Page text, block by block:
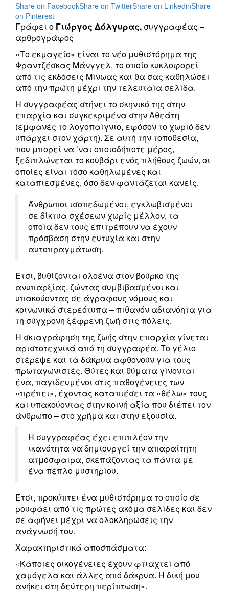
Share on FacebookShare on TwitterShare on LinkedinShare
on Pinterest
Γράφει ο Γιώργος Δόλγυρας, συγγραφέας –
αρθρογράφος
«Το εκμαγείο» είναι το νέο μυθιστόρημα της
Φραντζέσκας Μάνγγελ, το οποίο κυκλοφορεί
από τις εκδόσεις Μίνωας και θα σας καθηλώσει
από την πρώτη μέχρι την τελευταία σελίδα.
Η συγγραφέας στήνει το σκηνικό της στην
επαρχία και συγκεκριμένα στην Αθεάτη
(εμφανές το λογοπαίγνιο, εφόσον το χωριό δεν
υπάρχει στον χάρτη). Σε αυτή την τοποθεσία,
που μπορεί να ’ναι οποιοδήποτε μέρος,
ξεδιπλώνεται το κουβάρι ενός πλήθους ζωών, οι
οποίες είναι τόσο καθηλωμένες και
καταπιεσμένες, όσο δεν φαντάζεται κανείς.
Άνθρωποι ισοπεδωμένοι, εγκλωβισμένοι
σε δίκτυα σχέσεων χωρίς μέλλον, τα
οποία δεν τους επιτρέπουν να έχουν
πρόσβαση στην ευτυχία και στην
αυτοπραγμάτωση.
Έτσι, βυθίζονται ολοένα στον βούρκο της
ανυπαρξίας, ζώντας συμβιβασμένοι και
υπακούοντας σε άγραφους νόμους και
κοινωνικά στερεότυπα ‒ πιθανόν αδιανόητα για
τη σύγχρονη ξέφρενη ζωή στις πόλεις.
Η σκιαγράφηση της ζωής στην επαρχία γίνεται
αριστοτεχνικά από τη συγγραφέα. Το γέλιο
στέρεψε και τα δάκρυα αφθονούν για τους
πρωταγωνιστές. Θύτες και θύματα γίνονται
ένα, παγιδευμένοι στις παθογένειες των
«πρέπει», έχοντας καταπιέσει τα «θέλω» τους
και υπακούοντας στην κοινή αξία που διέπει τον
άνθρωπο ‒ στο χρήμα και στην εξουσία.
Η συγγραφέας έχει επιπλέον την
ικανότητα να δημιουργεί την απαραίτητη
ατμόσφαιρα, σκεπάζοντας τα πάντα με
ένα πέπλο μυστηρίου.
Έτσι, προκύπτει ένα μυθιστόρημα το οποίο σε
ρουφάει από τις πρώτες ακόμα σελίδες και δεν
σε αφήνει μέχρι να ολοκληρώσεις την
ανάγνωσή του.
Χαρακτηριστικά αποσπάσματα:
«Κάποιες οικογένειες έχουν φτιαχτεί από
χαμόγελα και άλλες από δάκρυα. Η δική μου
ανήκει στη δεύτερη περίπτωση».